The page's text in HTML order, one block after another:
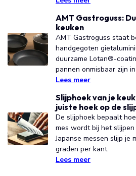
AMT Gastroguss:
keuken
AMT Gastroguss staat
handgegoten
duurzame Lotan®-
pannen onmisbaar zijn
Lees meer
Slijphoek van je
juiste hoek op de
De slijphoek bepaalt
mes wordt bij het
Japanse messen slijp je
graden per kant
Lees meer